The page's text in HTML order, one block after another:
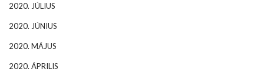
2020. JÚLIUS
2020. JÚNIUS
2020. MÁJUS
2020. ÁPRILIS